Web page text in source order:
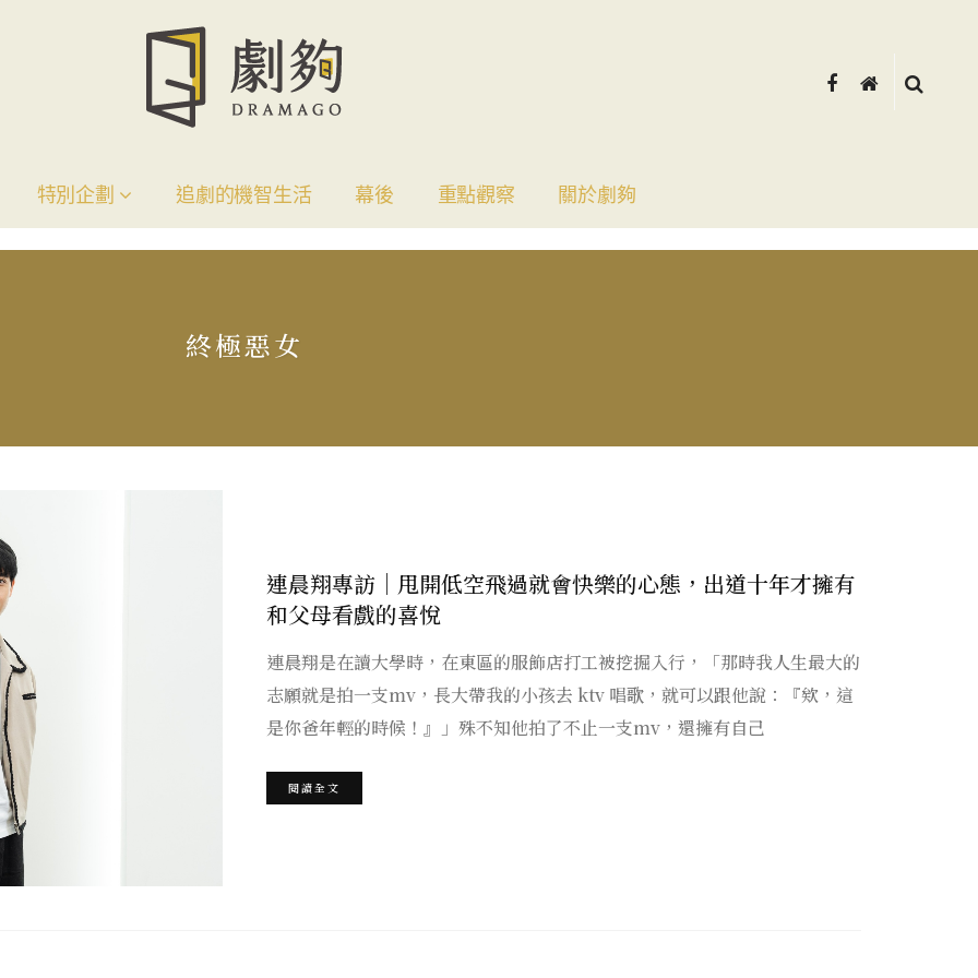
特別企劃 追劇的機智生活 幕後 重點觀察 關於劇夠
終極惡女
連晨翔專訪｜甩開低空飛過就會快樂的心態，出道十年才擁有
和父母看戲的喜悅
連晨翔是在讀大學時，在東區的服飾店打工被挖掘入行，「那時我人生最大的
志願就是拍一支mv，長大帶我的小孩去 ktv 唱歌，就可以跟他說：『欸，這
是你爸年輕的時候！』」殊不知他拍了不止一支mv，還擁有自己
閱讀全文